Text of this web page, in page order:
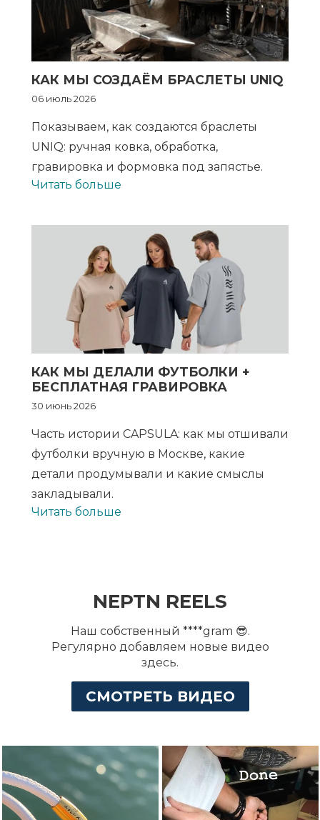
КАК МЫ СОЗДАЁМ БРАСЛЕТЫ UNIQ
06 июль 2026
Показываем, как создаются браслеты
UNIQ: ручная ковка, обработка,
гравировка и формовка под запястье.
Читать больше
КАК МЫ ДЕЛАЛИ ФУТБОЛКИ +
БЕСПЛАТНАЯ ГРАВИРОВКА
30 июнь 2026
Часть истории CAPSULA: как мы отшивали
футболки вручную в Москве, какие
детали продумывали и какие смыслы
закладывали.
Читать больше
NEPTN REELS
Наш собственный ****gram 😎.
Регулярно добавляем новые видео
здесь.
СМОТРЕТЬ ВИДЕО